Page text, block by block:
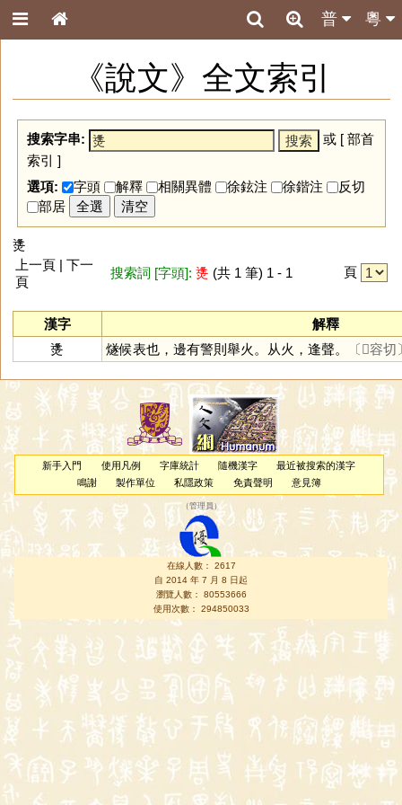
粵
普
《說文》全文索引
搜索字串: 或 [ 部首
索引 ]
選項:
字頭 解釋 相關異體 徐鉉注 徐鍇注
反切
部居
全選 清空
㷭
上一頁 | 下一
頁
搜索詞 [字頭]: 㷭 (共 1 筆) 1 - 1 頁
漢字
解釋
㷭
燧候表也，邊有警則舉火。从火，逢聲。 〔𢾭容切
新手入門 使用凡例 字庫統計 隨機漢字
最近被搜索的漢字
鳴謝
製作單位 私隱政策 免責聲明 意見簿
（管理員 ）
在線人數： 2617
自 2014 年 7 月 8 日起
瀏覽人數： 80553666
使用次數： 294850033